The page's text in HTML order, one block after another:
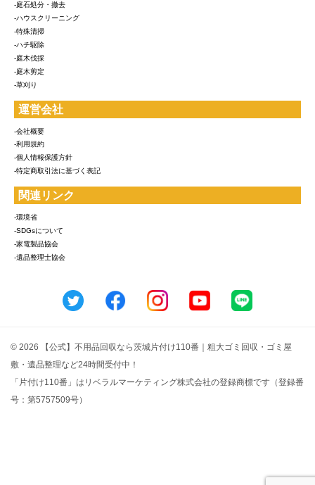
-庭石処分・撤去
-ハウスクリーニング
-特殊清掃
-ハチ駆除
-庭木伐採
-庭木剪定
-草刈り
運営会社
-会社概要
-利用規約
-個人情報保護方針
-特定商取引法に基づく表記
関連リンク
-環境省
-SDGsについて
-家電製品協会
-遺品整理士協会
© 2026 【公式】不用品回収なら茨城片付け110番｜粗大ゴミ回収・ゴミ屋
敷・遺品整理など24時間受付中！
「片付け110番」はリベラルマーケティング株式会社の登録商標です（登録番
号：第5757509号）